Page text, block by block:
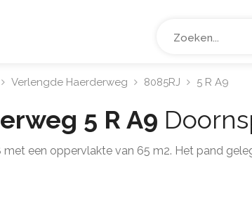
Verlengde Haerderweg 8085RJ 5 R A9
5 R A9
met een oppervlakte van 65 m2. Het pand